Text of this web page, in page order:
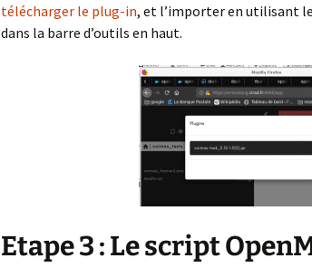
télécharger le plug-in, et l’importer en utilisant
dans la barre d’outils en haut.
Etape 3 : Le script